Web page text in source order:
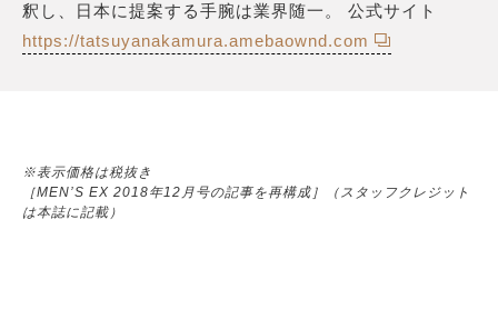
釈し、日本に提案する手腕は業界随一。 公式サイト
https://tatsuyanakamura.amebaownd.com
※表示価格は税抜き
［MEN’S EX 2018年12月号の記事を再構成］（スタッフクレジット
は本誌に記載）